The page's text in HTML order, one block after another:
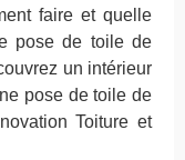
faire et quelle
pose de toile de
un intérieur
pose de toile de
Toiture et